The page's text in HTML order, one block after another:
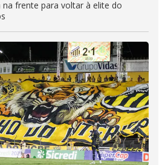
frente para voltar à elite do